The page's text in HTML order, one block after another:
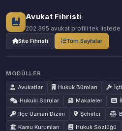
Avukat Fihristi
202.395 avukat profili tek listede
Site Fihristi Tüm Sayfalar
MODÜLLER
Avukatlar
Hukuk Büroları
Hukuki Sorular
Makaleler
İlçe Uzman Dizini
Şehirler
Kamu Kurumları
Hukuk Sözlüğü